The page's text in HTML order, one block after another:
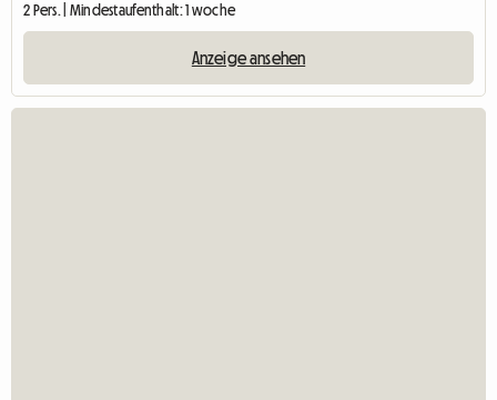
2 Pers. | Mindestaufenthalt: 1 woche
Anzeige ansehen